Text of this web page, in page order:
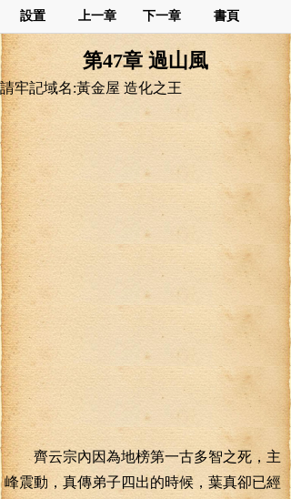
設置 上一章 下一章 書頁
第47章 過山風
請牢記域名:黃金屋 造化之王
齊云宗內因為地榜第一古多智之死，主
峰震動，真傳弟子四出的時候，葉真卻已經